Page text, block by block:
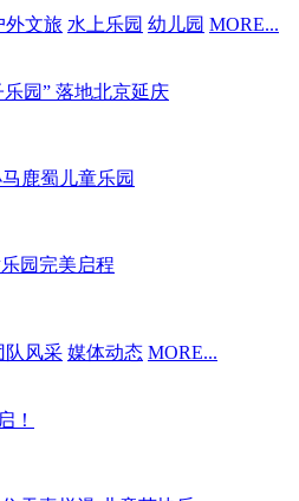
外文旅 水上乐园 幼儿园 MORE...
园” 落地北京延庆
鹿蜀儿童乐园
园完美启程
队风采 媒体动态 MORE...
！